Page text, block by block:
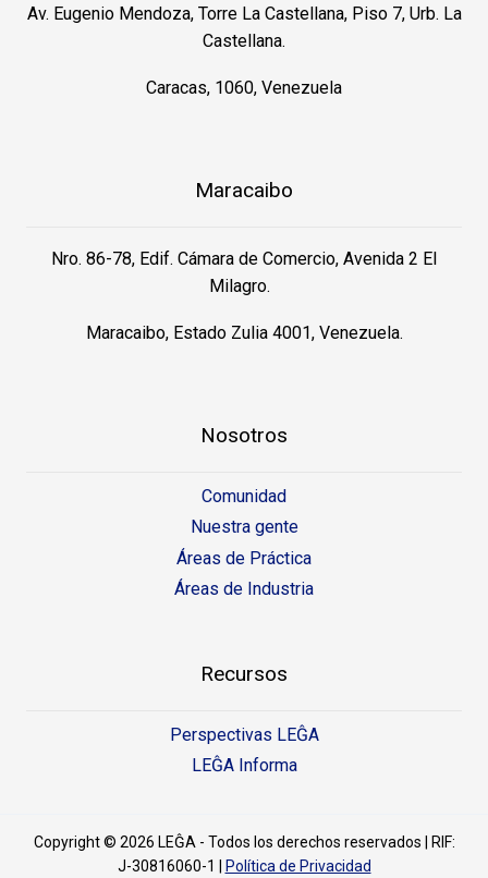
Av. Eugenio Mendoza, Torre La Castellana, Piso 7, Urb. La
Castellana.
Caracas, 1060, Venezuela
Maracaibo
Nro. 86-78, Edif. Cámara de Comercio, Avenida 2 El
Milagro.
Maracaibo, Estado Zulia 4001, Venezuela.
Nosotros
Comunidad
Nuestra gente
Áreas de Práctica
Áreas de Industria
Recursos
Perspectivas LEĜA
LEĜA Informa
Copyright © 2026 LEĜA - Todos los derechos reservados | RIF:
J-30816060-1 |
Política de Privacidad